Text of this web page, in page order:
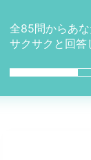
全85問からあ
サクサクと回答